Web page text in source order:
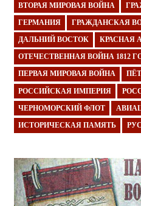
ВТОРАЯ МИРОВАЯ ВОЙНА
ГЕРМАНИЯ ГРАЖДАНСКАЯ
ДАЛЬНИЙ ВОСТОК КРАСНАЯ
ОТЕЧЕСТВЕННАЯ ВОЙНА 1812
ПЕРВАЯ МИРОВАЯ ВОЙНА
РОССИЙСКАЯ ИМПЕРИЯ
ЧЕРНОМОРСКИЙ ФЛОТ
ИСТОРИЧЕСКАЯ ПАМЯТЬ